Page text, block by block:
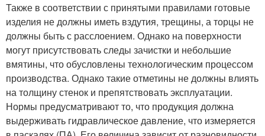
Также в соответствии с принятыми правилами готовые
изделия не должны иметь вздутия, трещины, а торцы не
должны быть с расслоением. Однако на поверхности
могут присутствовать следы зачистки и небольшие
вмятины, что обусловлены технологическим процессом
производства. Однако такие отметины не должны влиять
на толщину стенок и препятствовать эксплуатации.
Нормы предусматривают то, что продукция должна
выдерживать гидравлическое давление, что измеряется